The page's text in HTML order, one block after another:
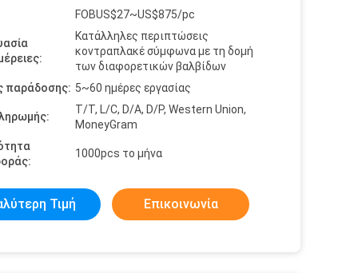
FOBUS$27~US$875/pc
Κατάλληλες περιπτώσεις
κοντραπλακέ σύμφωνα με τη δομή
των διαφορετικών βαλβίδων
παράδοσης: 5~60 ημέρες εργασίας
T/T, L/C, D/A, D/P, Western Union,
MoneyGram
1000pcs το μήνα
Τιμή Επικοινωνία